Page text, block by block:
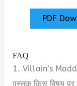
PDF
FAQ
1. Villain’s
पुस्तक किस विषय पर